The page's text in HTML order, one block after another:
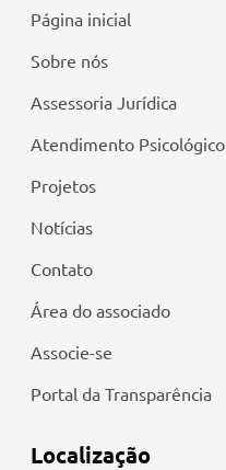
Página inicial
Sobre nós
Assessoria Jurídica
Atendimento Psicológico
Projetos
Notícias
Contato
Área do associado
Associe-se
Portal da Transparência
Localização